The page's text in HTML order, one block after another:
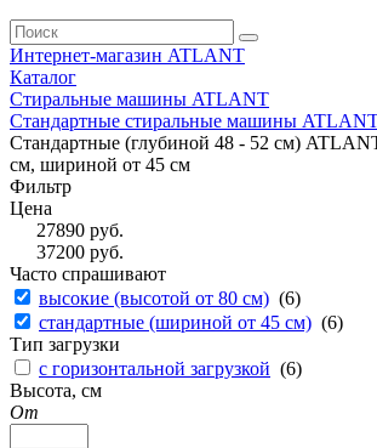
Интернет-магазин ATLANT
Каталог
Стиральные машины ATLANT
Стандартные стиральные машины
Стандартные (глубиной 48 - 52 см)
см, шириной от 45 см
Фильтр
Цена
27890руб.
37200руб.
Часто спрашивают
высокие (высотой от 80 см) (6)
стандартные (шириной от 45 см) (6)
Тип загрузки
с горизонтальной загрузкой (6)
Высота, см
От